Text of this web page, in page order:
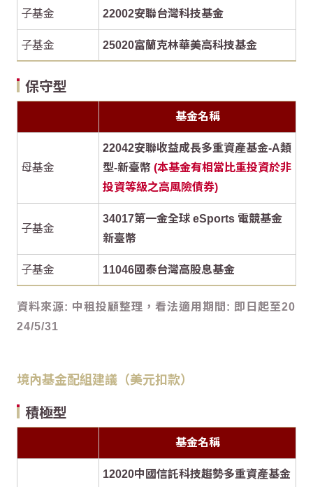
子基金 22002安聯台灣科技基金
子基金 25020富蘭克林華美高科技基金
保守型
基金名稱
母基金
22042安聯收益成長多重資產基金-A類
型-新臺幣 (本基金有相當比重投資於非
投資等級之高風險債券)
子基金
34017第一金全球 eSports 電競基金
新臺幣
子基金 11046國泰台灣高股息基金
資料來源: 中租投顧整理，看法適用期間: 即日起至20
24/5/31
境內基金配組建議（美元扣款）
積極型
基金名稱
12020中國信託科技趨勢多重資產基金